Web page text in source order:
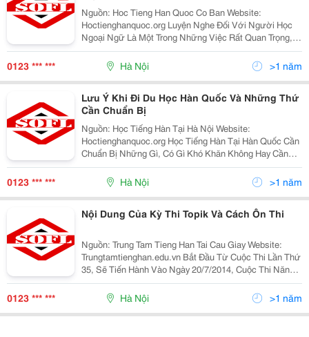
Nguồn: Hoc Tieng Han Quoc Co Ban Website:
Hoctienghanquoc.org Luyện Nghe Đối Với Người Học
Ngoại Ngữ Là Một Trong Những Việc Rất Quan Trọng,
Việc Luyện Nghe Tốt Sẽ Giúp Cho Người Học Phát Âm
Chuẩn Hơn, Hay Hơn, Phản Xạ Giao Tiếp Nhanh Hơn.
Tùy Thuộc
0123 *** *** Hà Nội >1 năm
Lưu Ý Khi Đi Du Học Hàn Quốc Và Những Thứ
Cần Chuẩn Bị
Nguồn: Học Tiếng Hàn Tại Hà Nội Website:
Hoctienghanquoc.org Học Tiếng Hàn Tại Hàn Quốc Cần
Chuẩn Bị Những Gì, Có Gì Khó Khăn Không Hay Cần
Lưu Ý Những Gì, Học Phí Thế Nào Là Câu Hỏi Nhiều
Bạn Đã Hỏi Mình. Hôm Nay Mình Sẽ Giải Đáp Cho Bạn.
1. Điều Ki
0123 *** *** Hà Nội >1 năm
Nội Dung Của Kỳ Thi Topik Và Cách Ôn Thi
Nguồn: Trung Tam Tieng Han Tai Cau Giay Website:
Trungtamtienghan.edu.vn Bắt Đầu Từ Cuộc Thi Lần Thứ
35, Sẽ Tiến Hành Vào Ngày 20/7/2014, Cuộc Thi Năng
Lực Tiếng Hàn Topik Sẽ Bỏ Lĩnh Vực Từ Vựng- Ngữ
Pháp. Viện Giáo Dục Quốc Tế Hàn Quốc Cho Biết, Việ
0123 *** *** Hà Nội >1 năm